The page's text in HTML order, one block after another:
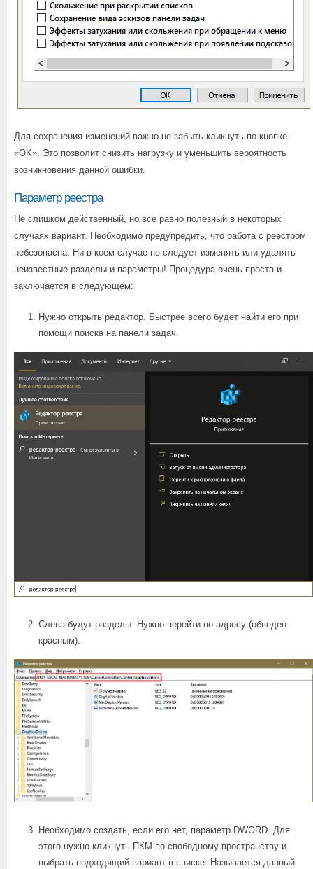
Для сохранения изменений важно не забыть кликнуть по кнопке
«OK». Это позволит снизить нагрузку и уменьшить вероятность
возникновения данной ошибки.
Параметр реестра
Не слишком действенный, но все равно полезный в некоторых
случаях вариант. Необходимо предупредить, что работа с реестром
небезопасна. Ни в коем случае не следует изменять или удалять
неизвестные разделы и параметры! Процедура очень проста и
заключается в следующем:
Нужно открыть редактор. Быстрее всего будет найти его при
помощи поиска на панели задач.
Слева будут разделы. Нужно перейти по адресу (обведен
красным):
Необходимо создать, если его нет, параметр DWORD. Для
этого нужно кликнуть ПКМ по свободному пространству и
выбрать подходящий вариант в списке. Называется данный